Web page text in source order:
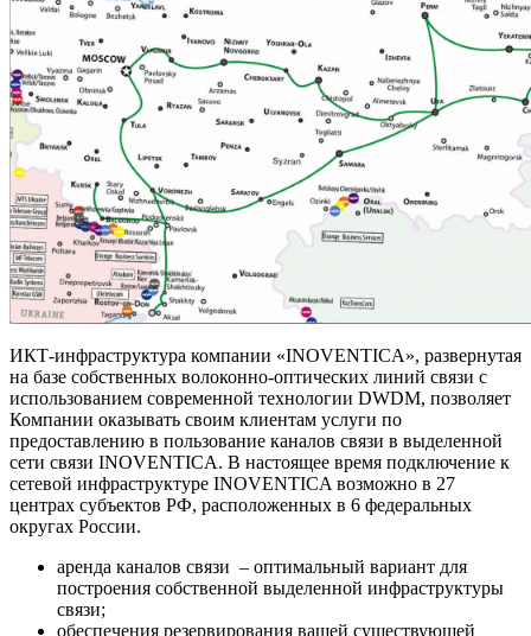
ИКТ-инфраструктура компании «INOVENTICA», развернутая
на базе собственных волоконно-оптических линий связи с
использованием современной технологии DWDM, позволяет
Компании оказывать своим клиентам услуги по
предоставлению в пользование каналов связи в выделенной
сети связи INOVENTICA. В настоящее время подключение к
сетевой инфраструктуре INOVENTICA возможно в 27
центрах субъектов РФ, расположенных в 6 федеральных
округах России.
аренда каналов связи – оптимальный вариант для
построения собственной выделенной инфраструктуры
связи;
обеспечения резервирования вашей существующей